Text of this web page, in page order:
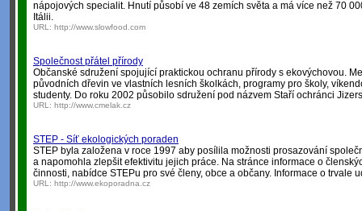
nápojových specialit. Hnutí působí ve 48 zemích světa a má více než 70
Itálii.
URL: http://www.slowfood.com
Společnost přátel přírody
Občanské sdružení spojující praktickou ochranu přírody s ekovýchovou.
původních dřevin ve vlastních lesních školkách, programy pro školy,
studenty. Do roku 2002 působilo sdružení pod názvem Staří ochránci
URL: http://www.cmelak.cz
STEP - Síť ekologických poraden
STEP byla založena v roce 1997 aby posílila možnosti prosazování
a napomohla zlepšit efektivitu jejich práce. Na stránce informace o
činnosti, nabídce STEPu pro své členy, obce a občany. Informace o trvale
URL: http://www.ekoporadna.cz